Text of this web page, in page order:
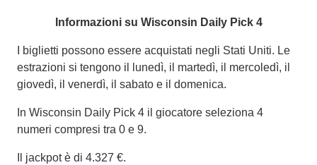
Informazioni su Wisconsin Daily Pick 4
I biglietti possono essere acquistati negli Stati Uniti. Le
estrazioni si tengono il lunedì, il martedì, il mercoledì, il
giovedì, il venerdì, il sabato e il domenica.
In Wisconsin Daily Pick 4 il giocatore seleziona 4
numeri compresi tra 0 e 9.
Il jackpot è di 4.327 €.